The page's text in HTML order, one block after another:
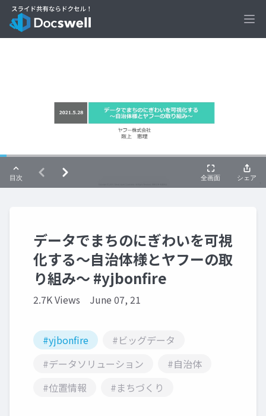
データでまちのにぎわいを可視
化する〜自治体様とヤフーの取
り組み〜 #yjbonfire
2.7K Views June 07, 21
#yjbonfire
#ビッグデータ
#データソリューション
#自治体
#位置情報
#まちづくり